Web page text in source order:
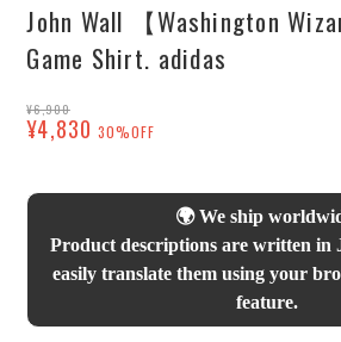
John Wall 【Washington
Game Shirt. adidas
¥6,900
¥4,830 30%OFF
🌍 We ship
Product descriptions are written in
easily translate them using your
feature.